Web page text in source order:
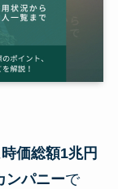
時価総額1兆円
ンパニーで